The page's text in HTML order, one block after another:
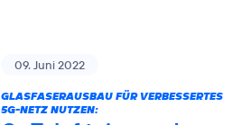
09. Juni 2022
GLASFASERAUSBAU FÜR VERBESSERTES
5G-NETZ NUTZEN: